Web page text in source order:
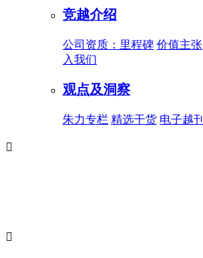
竞越介绍
公司资质：里程碑 价值主张
入我们
观点及洞察
朱力专栏 精选干货 电子越刊

